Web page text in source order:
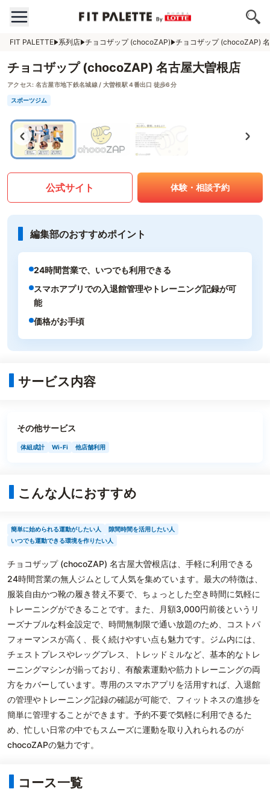
FIT PALETTE 系列店 チョコザップ (chocoZAP) チョコザップ (chocoZAP)
チョコザップ (chocoZAP) 名古屋大曽根店
アクセス: 名古屋市地下鉄名城線 / 大曽根駅 4番出口 徒歩6分
スポーツジム
公式サイト 体験・相談予約
編集部のおすすめポイント
24時間営業で、いつでも利用できる
スマホアプリでの入退館管理やトレーニング記録が可
能
価格がお手頃
サービス内容
その他サービス
体組成計 Wi-Fi 他店舗利用
こんな人におすすめ
簡単に始められる運動がしたい人
隙間時間を活用したい人
いつでも運動できる環境を作りたい人
チョコザップ (chocoZAP) 名古屋大曽根店は、手軽に利用できる
24時間営業の無人ジムとして人気を集めています。最大の特徴は、
服装自由かつ靴の履き替え不要で、ちょっとした空き時間に気軽に
トレーニングができることです。また、月額3,000円前後というリ
ーズナブルな料金設定で、時間無制限で通い放題のため、コストパ
フォーマンスが高く、長く続けやすい点も魅力です。ジム内には、
チェストプレスやレッグプレス、トレッドミルなど、基本的なトレ
ーニングマシンが揃っており、有酸素運動や筋力トレーニングの両
方をカバーしています。専用のスマホアプリを活用すれば、入退館
の管理やトレーニング記録の確認が可能で、フィットネスの進捗を
簡単に管理することができます。予約不要で気軽に利用できるた
め、忙しい日常の中でもスムーズに運動を取り入れられるのが
chocoZAPの魅力です。
コース一覧